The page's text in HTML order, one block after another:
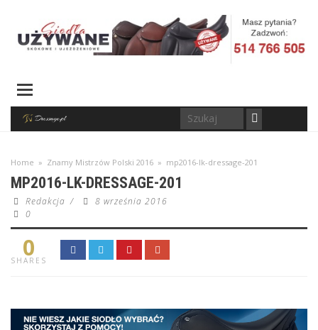
Home » Znamy Mistrzów Polski 2016 » mp2016-lk-dressage-201
MP2016-LK-DRESSAGE-201
Redakcja /
8 września 2016
0
0
SHARES